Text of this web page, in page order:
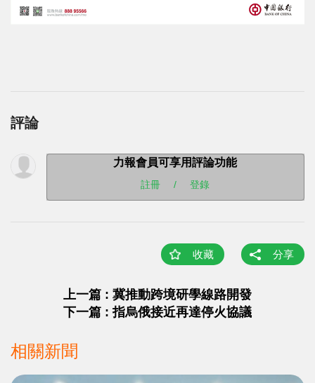
評論
力報會員可享用評論功能
註冊 / 登錄
收藏 分享
上一篇 : 冀推動跨境研學線路開發
下一篇 : 指烏俄接近再達停火協議
相關新聞